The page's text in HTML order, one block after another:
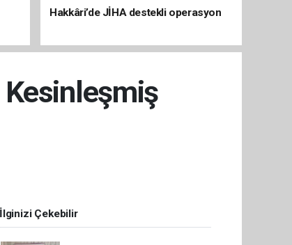
Hakkâri’de JİHA destekli operasyon
Kesinleşmiş
İlginizi Çekebilir